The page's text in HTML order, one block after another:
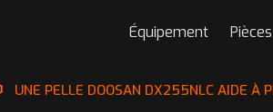
Équipement
UNE PELLE DOOSAN DX255NLC AIDE À